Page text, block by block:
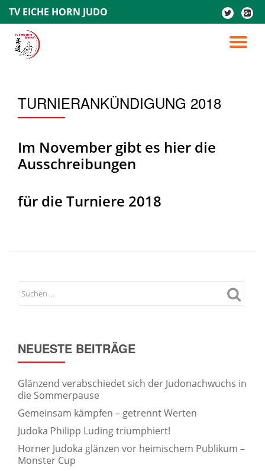
content
TV EICHE HORN JUDO
fa-
twitter
fa-
plus-
square
TURNIERANKÜNDIGUNG 2018
Im November gibt es hier die
Ausschreibungen
für die Turniere 2018
NEUESTE BEITRÄGE
Glänzend verabschiedet sich der Judonachwuchs in
die Sommerpause
Gemeinsam kämpfen – getrennt Werten
Judoka Philipp Luding triumphiert!
Horner Judoka glänzen vor heimischem Publikum –
Monster Cup